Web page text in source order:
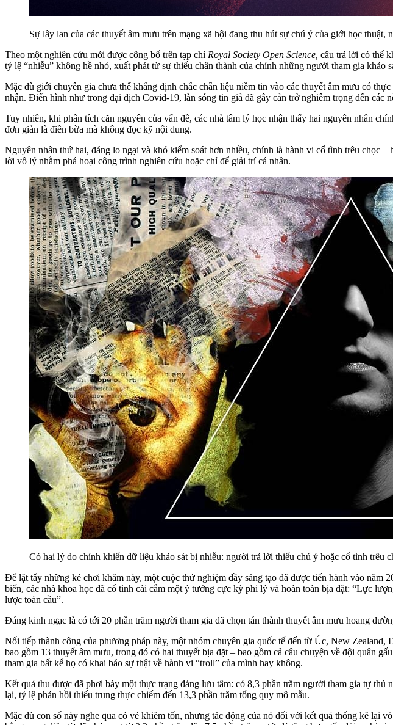
Sự lây lan của các thuyết âm mưu trên mạng xã hội đang thu hút sự chú ý của giới học
Theo một nghiên cứu mới được công bố trên tạp chí Royal Society Open Science, câu trả lời có thể
tỷ lệ “nhiễu” không hề nhỏ, xuất phát từ sự thiếu chân thành của chính những người tham gia khảo
Mặc dù giới chuyên gia chưa thể khẳng định chắc chắn liệu niềm tin vào các thuyết âm mưu có
nhận. Điển hình như trong đại dịch Covid-19, làn sóng tin giả đã gây cản trở nghiêm trọng đến
Tuy nhiên, khi phân tích căn nguyên của vấn đề, các nhà tâm lý học nhận thấy hai nguyên nhân
đơn giản là điền bừa mà không đọc kỹ nội dung.
Nguyên nhân thứ hai, đáng lo ngại và khó kiểm soát hơn nhiều, chính là hành vi cố tình trêu chọc
lời vô lý nhằm phá hoại công trình nghiên cứu hoặc chỉ để giải trí cá nhân.
Có hai lý do chính khiến dữ liệu khảo sát bị nhiễu: người trả lời thiếu chú ý hoặc cố tình trêu
Để lật tẩy những kẻ chơi khăm này, một cuộc thử nghiệm đầy sáng tạo đã được tiến hành vào
biến, các nhà khoa học đã cố tình cài cắm một ý tưởng cực kỳ phi lý và hoàn toàn bịa đặt: “Lực
lược toàn cầu”.
Đáng kinh ngạc là có tới 20 phần trăm người tham gia đã chọn tán thành thuyết âm mưu hoang
Nối tiếp thành công của phương pháp này, một nhóm chuyên gia quốc tế đến từ Úc, New
bao gồm 13 thuyết âm mưu, trong đó có hai thuyết bịa đặt – bao gồm cả câu chuyện về đội quân
tham gia bất kể họ có khai báo sự thật về hành vi “troll” của mình hay không.
Kết quả thu được đã phơi bày một thực trạng đáng lưu tâm: có 8,3 phần trăm người tham gia tự
lại, tỷ lệ phản hồi thiếu trung thực chiếm đến 13,3 phần trăm tổng quy mô mẫu.
Mặc dù con số này nghe qua có vẻ khiêm tốn, nhưng tác động của nó đối với kết quả thống kê